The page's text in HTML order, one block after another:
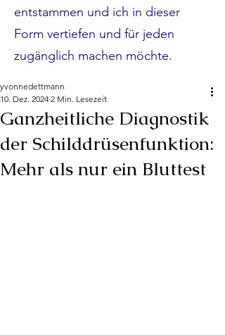
entstammen und ich in dieser
Form vertiefen und für jeden
zugänglich machen möchte.
Ganzheitliche Diagnostik
der Schilddrüsenfunktion:
Mehr als nur ein Bluttest
yvonnedettmann
10. Dez. 2024 2 Min. Lesezeit